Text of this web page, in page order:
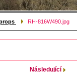
RH-816W490.jpg
Následující